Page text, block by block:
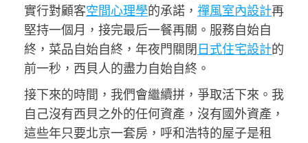
實行對顧客空間心理學的承諾， 禪風室內設計再
堅持一個月，接完最后一餐再關。服務自始自
終，菜品自始自終，年夜門關閉日式住宅設計的
前一秒，西貝人的盡力自始自終。
接下來的時間，我們會繼續拼，爭取活下來。我
自己沒有西貝之外的任何資產，沒有國外資產，
這些年只要北京一套房，呼和浩特的屋子是租